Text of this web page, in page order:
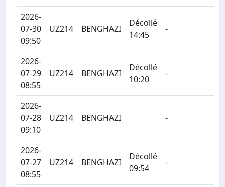
2026-
07-30
09:50
UZ214 BENGHAZI
Décollé
14:45
-
2026-
07-29
08:55
UZ214 BENGHAZI
Décollé
10:20
-
2026-
07-28
09:10
UZ214 BENGHAZI -
2026-
07-27
08:55
UZ214 BENGHAZI
Décollé
09:54
-